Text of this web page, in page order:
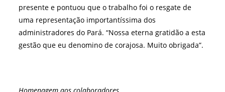
presente e pontuou que o trabalho foi o resgate de
uma representação importantíssima dos
administradores do Pará. “Nossa eterna gratidão a esta
gestão que eu denomino de corajosa. Muito obrigada”.